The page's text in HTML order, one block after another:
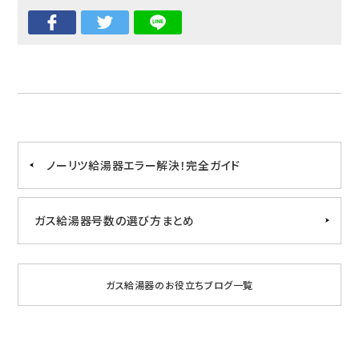
ノーリツ給湯器エラー解決！完全ガイド
ガス給湯器号数の選び方まとめ
ガス給湯器のお役立ちブログ一覧